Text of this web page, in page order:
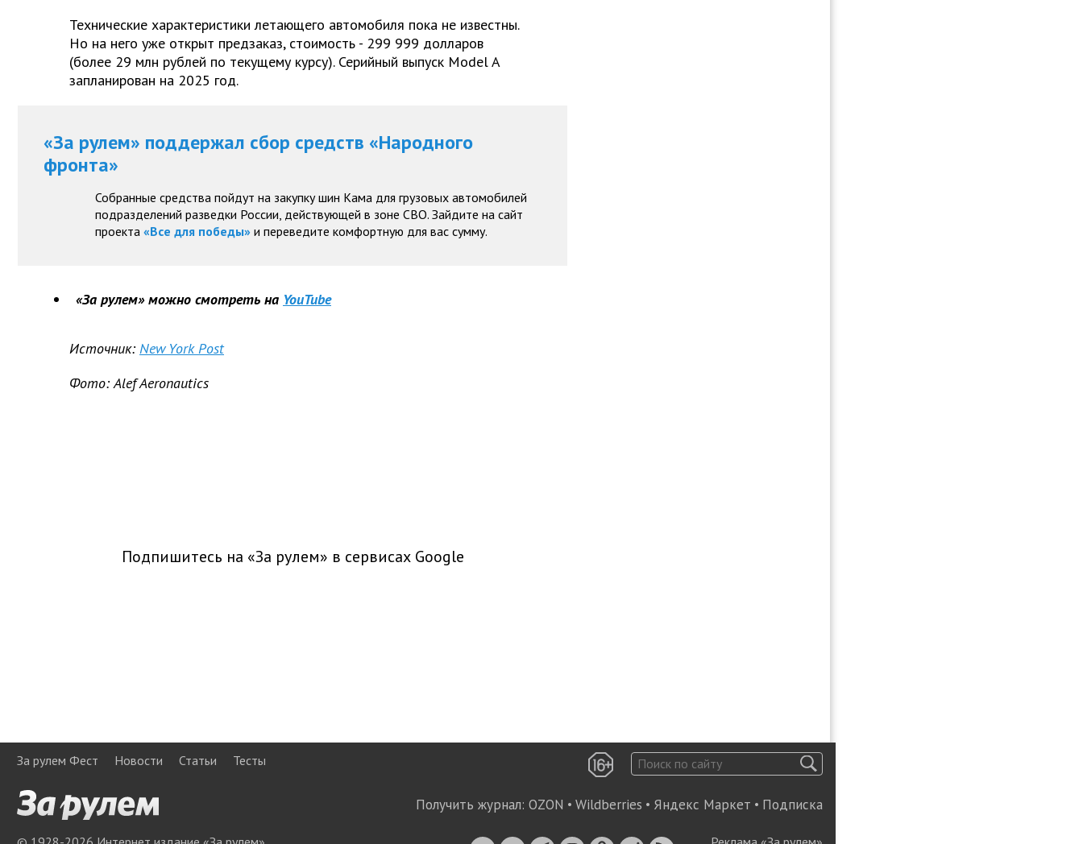
Технические характеристики летающего автомобиля пока не известны.
Но на него уже открыт предзаказ, стоимость - 299 999 долларов
(более 29 млн рублей по текущему курсу). Серийный выпуск Model A
запланирован на 2025 год.
«За рулем» поддержал сбор средств «Народного
фронта»
Собранные средства пойдут на закупку шин Кама для грузовых автомобилей
подразделений разведки России, действующей в зоне СВО. Зайдите на сайт
проекта «Все для победы» и переведите комфортную для вас сумму.
«За рулем» можно смотреть на YouTube
Источник: New York Post
Фото: Alef Aeronautics
Подпишитесь на «За рулем» в сервисах Google
За рулем Фест Новости Статьи Тесты
Получить журнал: OZON • Wildberries • Яндекс Маркет • Подписка